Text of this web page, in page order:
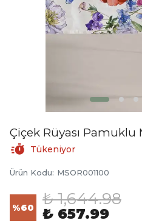
Çiçek Rüyası Pamuklu
Tükeniyor
Ürün Kodu: MSOR001100
%60 ₺ 1,644.98
₺ 657.99